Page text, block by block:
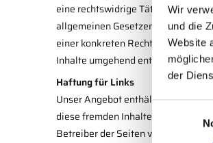
Wir
und die
Website
der
eine rechtswidrige Tätigkeit
allgemeinen Gesetzen bleiben
einer konkreten Rechtsverletzung
Inhalte umgehend entfernen.
Haftung für Links
Unser Angebot enthält Links zu
diese fremden Inhalte auch keine
Betreiber der Seiten